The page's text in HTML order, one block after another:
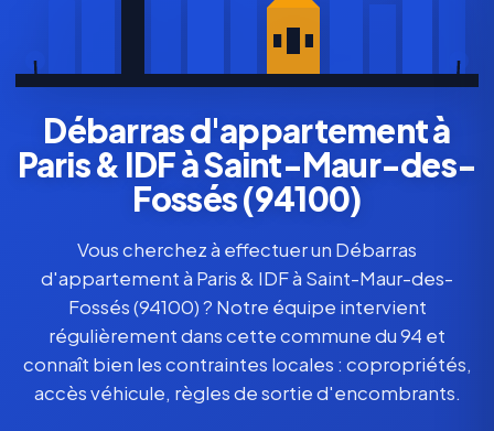
Débarras d'appartement à
Paris & IDF à Saint-Maur-des-
Fossés (94100)
Vous cherchez à effectuer un Débarras
d'appartement à Paris & IDF à Saint-Maur-des-
Fossés (94100) ? Notre équipe intervient
régulièrement dans cette commune du 94 et
connaît bien les contraintes locales : copropriétés,
accès véhicule, règles de sortie d'encombrants.